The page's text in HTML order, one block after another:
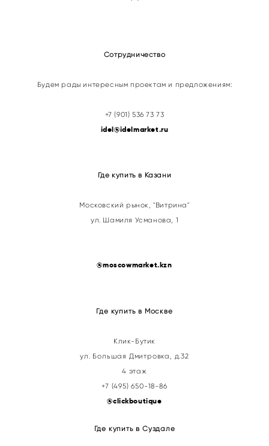
Сотрудничество
Будем рады интересным проектам и предложениям:
+7 (901) 536 73 73
idel@idelmarket.ru
Где купить в Казани
Московский рынок, "Витрина"
ул. Шамиля Усманова, 1
@moscowmarket.kzn
Где купить в Москве
Клик-Бутик
ул. Большая Дмитровка, д.32
4 этаж
+7 (495) 650-18-86
@clickboutique
Где купить в Суздале